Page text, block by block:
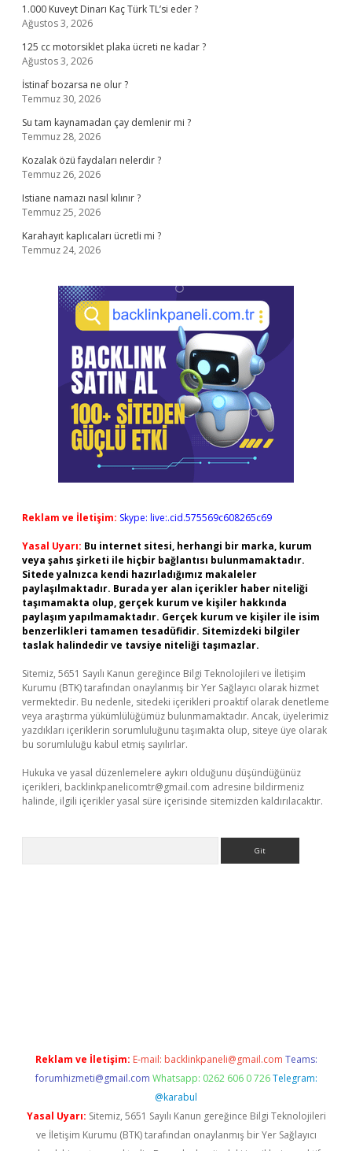
1.000 Kuveyt Dinarı Kaç Türk TL’si eder ?
Ağustos 3, 2026
125 cc motorsiklet plaka ücreti ne kadar ?
Ağustos 3, 2026
İstinaf bozarsa ne olur ?
Temmuz 30, 2026
Su tam kaynamadan çay demlenir mi ?
Temmuz 28, 2026
Kozalak özü faydaları nelerdir ?
Temmuz 26, 2026
Istiane namazı nasıl kılınır ?
Temmuz 25, 2026
Karahayıt kaplıcaları ücretli mi ?
Temmuz 24, 2026
Reklam ve İletişim: Skype: live:.cid.575569c608265c69
Yasal Uyarı: Bu internet sitesi, herhangi bir marka, kurum
veya şahıs şirketi ile hiçbir bağlantısı bulunmamaktadır.
Sitede yalnızca kendi hazırladığımız makaleler
paylaşılmaktadır. Burada yer alan içerikler haber niteliği
taşımamakta olup, gerçek kurum ve kişiler hakkında
paylaşım yapılmamaktadır. Gerçek kurum ve kişiler ile isim
benzerlikleri tamamen tesadüfidir. Sitemizdeki bilgiler
taslak halindedir ve tavsiye niteliği taşımazlar.
Sitemiz, 5651 Sayılı Kanun gereğince Bilgi Teknolojileri ve İletişim
Kurumu (BTK) tarafından onaylanmış bir Yer Sağlayıcı olarak hizmet
vermektedir. Bu nedenle, sitedeki içerikleri proaktif olarak denetleme
veya araştırma yükümlülüğümüz bulunmamaktadır. Ancak, üyelerimiz
yazdıkları içeriklerin sorumluluğunu taşımakta olup, siteye üye olarak
bu sorumluluğu kabul etmiş sayılırlar.
Hukuka ve yasal düzenlemelere aykırı olduğunu düşündüğünüz
içerikleri, backlinkpanelicomtr@gmail.com adresine bildirmeniz
halinde, ilgili içerikler yasal süre içerisinde sitemizden kaldırılacaktır.
Reklam ve İletişim: E-mail: backlinkpaneli@gmail.com Teams:
forumhizmeti@gmail.com Whatsapp: 0262 606 0 726 Telegram:
@karabul
Yasal Uyarı: Sitemiz, 5651 Sayılı Kanun gereğince Bilgi Teknolojileri
ve İletişim Kurumu (BTK) tarafından onaylanmış bir Yer Sağlayıcı